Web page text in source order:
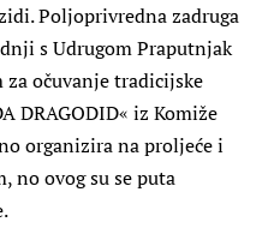
Poljoprivredna zadruga
s Udrugom Praputnjak
očuvanje tradicijske
DRAGODID« iz Komiže
organizira na proljeće i
no ovog su se puta